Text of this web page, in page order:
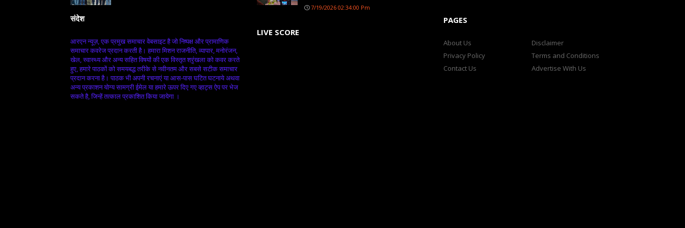
संदेश
आरएन न्यूज़, एक प्रमुख समाचार वेबसाइट है जो निष्पक्ष और प्रामाणिक
समाचार कवरेज प्रदान करती है। हमारा मिशन राजनीति, व्यापार, मनोरंजन,
खेल, स्वास्थ्य और अन्य सहित विषयों की एक विस्तृत श्रृंखला को कवर करते
हुए, हमारे पाठकों को समयबद्ध तरीके से नवीनतम और सबसे सटीक समाचार
प्रदान करना है। पाठक भी अपनी रचनाएं या आस-पास घटित घटनाये अथवा
अन्य प्रकाशन योग्य सामग्री ईमेल या हमारे ऊपर दिए गए व्हाट्स ऐप पर भेज
सकते है, जिन्हें तत्काल प्रकाशित किया जायेगा ।
7/19/2026 02:34:00 Pm
LIVE SCORE
PAGES
About Us
Disclaimer
Privacy Policy
Terms and Conditions
Contact Us
Advertise With Us